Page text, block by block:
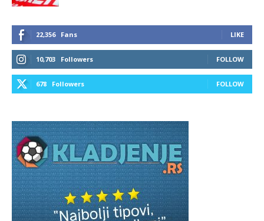
22,356 Fans LIKE
10,703 Followers FOLLOW
678 Followers FOLLOW